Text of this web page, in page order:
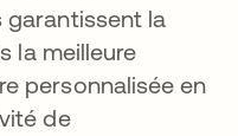
garantissent la
la meilleure
personnalisée en
de